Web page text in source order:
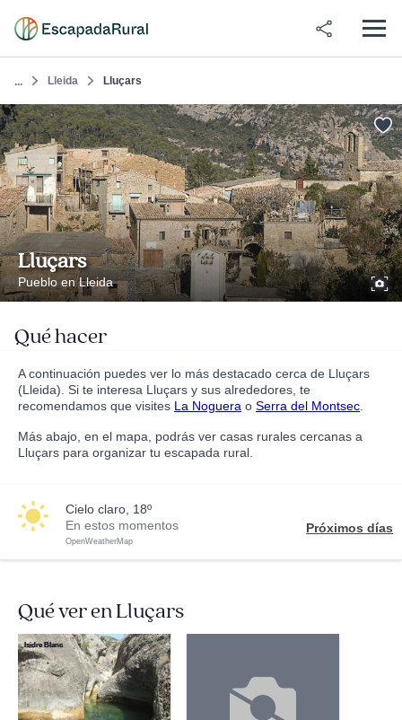
... Lleida Lluçars
Lluçars
Pueblo en Lleida
Qué hacer
A continuación puedes ver lo más destacado cerca de Lluçars
(Lleida). Si te interesa Lluçars y sus alrededores, te
recomendamos que visites La Noguera o Serra del Montsec
Más abajo, en el mapa, podrás ver casas rurales cercanas a
Lluçars para organizar tu escapada rural.
cielo claro, 18º
En estos momentos
OpenWeatherMap
Próximos días
Qué ver en Lluçars
Isidre Blanc